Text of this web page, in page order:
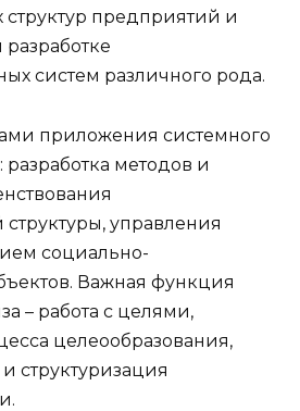
предприятий и
систем различного рода.
приложения системного
разработка методов и
управления
социально-
Важная функция
– работа с целями,
целеообразования,
структуризация